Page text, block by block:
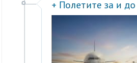
+ Полетите за и